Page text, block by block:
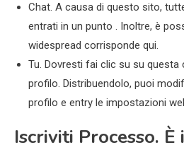
Chat. A causa di questo sito,
entrati in un punto . Inoltre, è
widespread corrisponde qui.
Tu. Dovresti fai clic su su
profilo. Distribuendolo, puoi
profilo e entry le impostazioni
Iscriviti Processo.